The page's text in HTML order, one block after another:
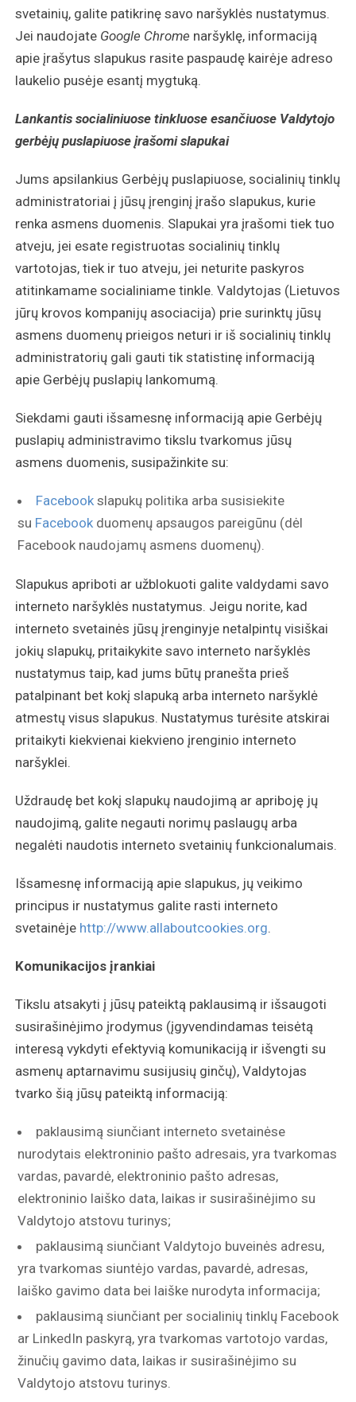
svetainių, galite patikrinę savo naršyklės nustatymus.
Jei naudojate Google Chrome naršyklę, informaciją
apie įrašytus slapukus rasite paspaudę kairėje adreso
laukelio pusėje esantį mygtuką.
Lankantis socialiniuose tinkluose esančiuose Valdytojo
gerbėjų puslapiuose įrašomi slapukai
Jums apsilankius Gerbėjų puslapiuose, socialinių tinklų
administratoriai į jūsų įrenginį įrašo slapukus, kurie
renka asmens duomenis. Slapukai yra įrašomi tiek tuo
atveju, jei esate registruotas socialinių tinklų
vartotojas, tiek ir tuo atveju, jei neturite paskyros
atitinkamame socialiniame tinkle. Valdytojas (Lietuvos
jūrų krovos kompanijų asociacija) prie surinktų jūsų
asmens duomenų prieigos neturi ir iš socialinių tinklų
administratorių gali gauti tik statistinę informaciją
apie Gerbėjų puslapių lankomumą.
Siekdami gauti išsamesnę informaciją apie Gerbėjų
puslapių administravimo tikslu tvarkomus jūsų
asmens duomenis, susipažinkite su:
Facebook slapukų politika arba susisiekite
su Facebook duomenų apsaugos pareigūnu (dėl
Facebook naudojamų asmens duomenų).
Slapukus apriboti ar užblokuoti galite valdydami savo
interneto naršyklės nustatymus. Jeigu norite, kad
interneto svetainės jūsų įrenginyje netalpintų visiškai
jokių slapukų, pritaikykite savo interneto naršyklės
nustatymus taip, kad jums būtų pranešta prieš
patalpinant bet kokį slapuką arba interneto naršyklė
atmestų visus slapukus. Nustatymus turėsite atskirai
pritaikyti kiekvienai kiekvieno įrenginio interneto
naršyklei.
Uždraudę bet kokį slapukų naudojimą ar apriboję jų
naudojimą, galite negauti norimų paslaugų arba
negalėti naudotis interneto svetainių funkcionalumais.
Išsamesnę informaciją apie slapukus, jų veikimo
principus ir nustatymus galite rasti interneto
svetainėje http://www.allaboutcookies.org.
Komunikacijos įrankiai
Tikslu atsakyti į jūsų pateiktą paklausimą ir išsaugoti
susirašinėjimo įrodymus (įgyvendindamas teisėtą
interesą vykdyti efektyvią komunikaciją ir išvengti su
asmenų aptarnavimu susijusių ginčų), Valdytojas
tvarko šią jūsų pateiktą informaciją:
paklausimą siunčiant interneto svetainėse
nurodytais elektroninio pašto adresais, yra tvarkomas
vardas, pavardė, elektroninio pašto adresas,
elektroninio laiško data, laikas ir susirašinėjimo su
Valdytojo atstovu turinys;
paklausimą siunčiant Valdytojo buveinės adresu,
yra tvarkomas siuntėjo vardas, pavardė, adresas,
laiško gavimo data bei laiške nurodyta informacija;
paklausimą siunčiant per socialinių tinklų Facebook
ar LinkedIn paskyrą, yra tvarkomas vartotojo vardas,
žinučių gavimo data, laikas ir susirašinėjimo su
Valdytojo atstovu turinys.